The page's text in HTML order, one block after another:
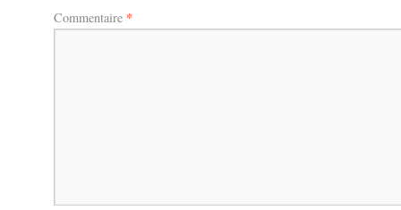
Commentaire *